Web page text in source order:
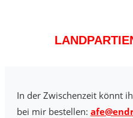
In der Zwischenzeit könnt
bei mir bestellen: